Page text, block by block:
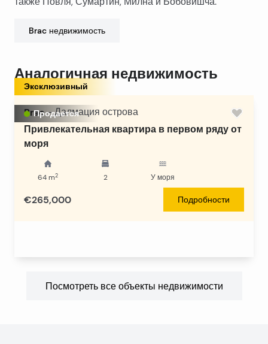
Brac недвижимость
Аналогичная недвижимость
Продается
Эксклюзивный
Brac - Далмация острова
Привлекательная квартира в первом ряду от
моря
64 m2 2 У моря
€265,000 Подробности
Посмотреть все объекты недвижимости